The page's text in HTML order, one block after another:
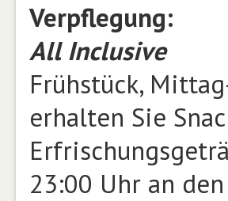
Verpflegung:
All Inclusive
Frühstück,
erhalten Sie
23:00 Uhr an